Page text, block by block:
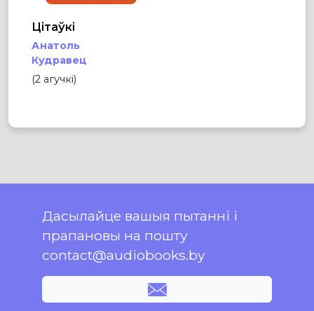
Цітаўкі
Анатоль
Кудравец
(2 агучкі)
Дасылайце вашыя пытанні і
прапановы на пошту
contact@audiobooks.by